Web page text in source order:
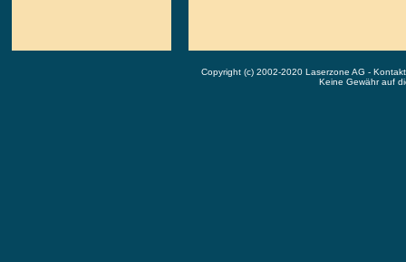
Copyright (c) 2002-2020 Laserzone AG -
Keine Gewähr auf